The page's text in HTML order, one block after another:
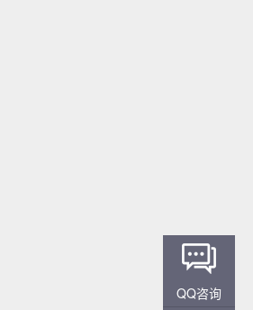
QQ咨询